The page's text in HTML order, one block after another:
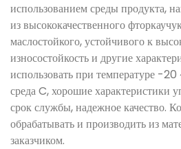
использованием среды
из высококачественного
маслостойкого, устойчивого к
износостойкость и другие
использовать при температуре -
среда C, хорошие характеристики
срок службы, надежное качество.
обрабатывать и производить из
заказчиком.